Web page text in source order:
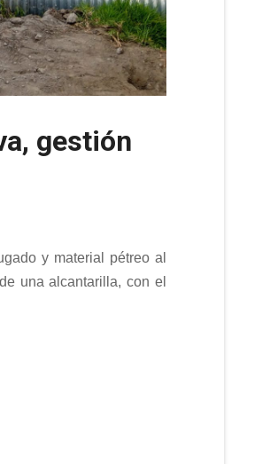
gestión
y material pétreo al
una alcantarilla, con el